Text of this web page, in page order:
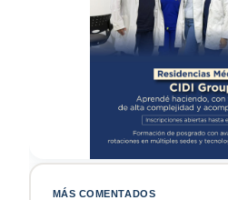
MÁS COMENTADOS